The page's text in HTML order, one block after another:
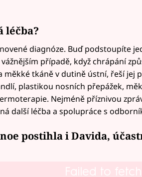
léčba?
diagnóze. Buď podstoupíte
případě, když chrápání
měkké tkáně v dutině ústní, řeší jej
plastikou nosních přepážek,
Nejméně příznivou
další léčba a spolupráce s
postihla i Davida,
Failed to fetch